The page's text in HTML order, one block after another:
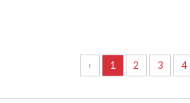
‹ 1 2 3 4